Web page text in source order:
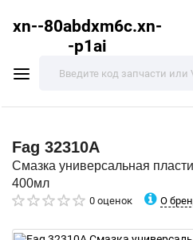
xn--80abdxm6c.xn-
-p1ai
Fag 32310A
Смазка универсальная
400мл
0 оценок О